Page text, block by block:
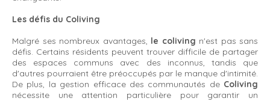
Les défis du Coliving
Malgré ses nombreux avantages, le coliving n'est pas sans
défis. Certains résidents peuvent trouver difficile de partager
des espaces communs avec des inconnus, tandis que
d'autres pourraient être préoccupés par le manque d'intimité.
De plus, la gestion efficace des communautés de Coliving
nécessite une attention particulière pour garantir un